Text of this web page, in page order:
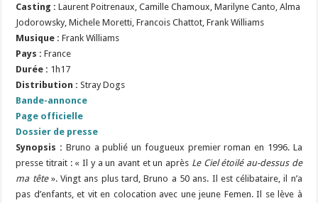
Casting :Laurent Poitrenaux, Camille Chamoux, Marilyne Canto, Alma
Jodorowsky, Michele Moretti, Francois Chattot, Frank Williams
Musique : Frank Williams
Pays : France
Durée : 1h17
Distribution : Stray Dogs
Bande-annonce
Page officielle
Dossier de presse
Synopsis : Bruno a publié un fougueux premier roman en 1996. La
presse titrait : « Il y a un avant et un après Le Ciel étoilé au-dessus de
ma tête». Vingt ans plus tard, Bruno a 50 ans. Il est célibataire, il n’a
pas d’enfants, et vit en colocation avec une jeune Femen. Il se lève à